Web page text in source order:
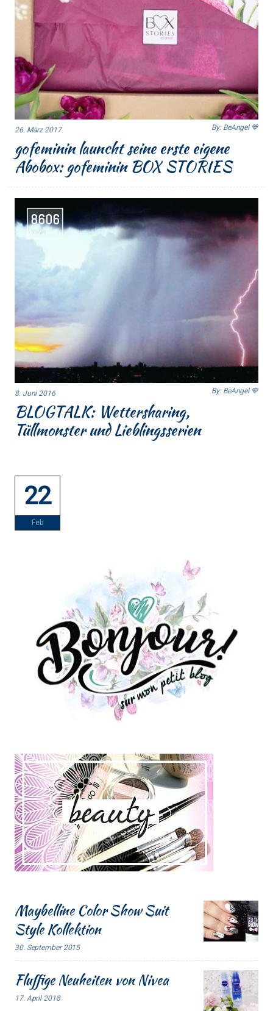
26. März 2017 By: BeAngel 💙
gofeminin launcht seine erste eigene
Abobox: gofeminin BOX STORIES
8606
Views
8. Juni 2016 By: BeAngel 💙
BLOGTALK: Wettersharing,
Tüllmonster und Lieblingsserien
22
Feb
Maybelline Color Show Suit
Style Kollektion
30. September 2015
Fluffige Neuheiten von Nivea
17. April 2018